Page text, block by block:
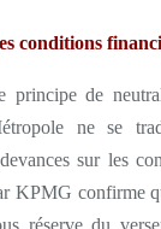
conditions
principe de
ne se
sur les
KPMG confirme
réserve du